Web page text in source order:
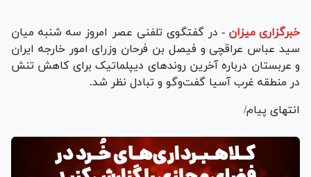
خبرگزاری میزان - در گفتگوی تلفنی عصر امروز سه شنبه میان
سید عباس عراقچی و فیصل بن فرحان وزرای امور خارجه ایران
و عربستان درباره آخرین روند‌های دیپلماتیک برای کاهش تنش
در منطقه غرب آسیا گفت‌و‌گو و تبادل نظر شد.
انتهای پیام/